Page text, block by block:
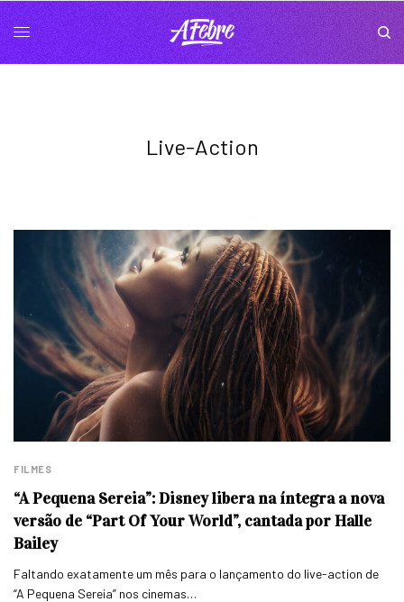
Live-Action
FILMES
“A Pequena Sereia”: Disney libera na íntegra a nova
versão de “Part Of Your World”, cantada por Halle
Bailey
Faltando exatamente um mês para o lançamento do live-action de
“A Pequena Sereia” nos cinemas…